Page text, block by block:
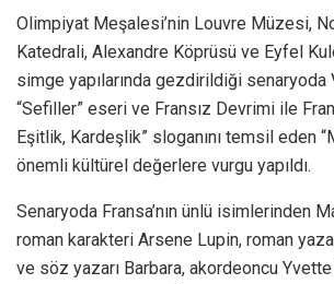
Olimpiyat Meşalesi’nin Louvre Müzesi,
Katedrali, Alexandre Köprüsü ve Eyfel
simge yapılarında gezdirildiği senaryoda
“Sefiller” eseri ve Fransız Devrimi ile
Eşitlik, Kardeşlik” sloganını temsil eden
önemli kültürel değerlere vurgu yapıldı.
Senaryoda Fransa’nın ünlü isimlerinden
roman karakteri Arsene Lupin, roman
ve söz yazarı Barbara, akordeoncu